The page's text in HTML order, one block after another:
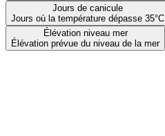
Jours de canicule
Jours où la température dépasse 35°C
Élévation niveau mer
Élévation prévue du niveau de la mer